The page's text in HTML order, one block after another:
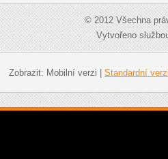
© 2012 Všechna
Vytvořeno
Zobrazit: Mobilní verzi Standardní verzi